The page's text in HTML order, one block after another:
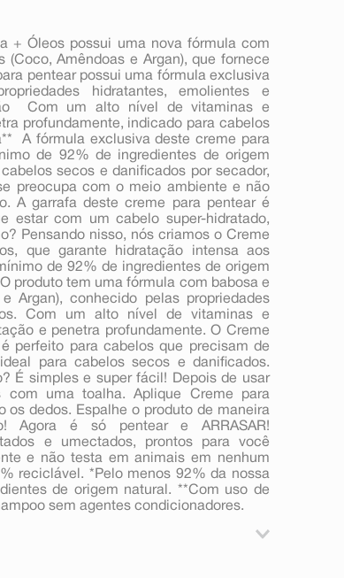
+ Óleos possui uma nova fórmula com
Amêndoas e Argan), que fornece
pentear possui uma fórmula exclusiva
hidratantes, emolientes e
 Com um alto nível de vitaminas e
profundamente, indicado para cabelos
 A fórmula exclusiva deste creme para
de 92% de ingredientes de origem
secos e danificados por secador,
preocupa com o meio ambiente e não
A garrafa deste creme para pentear é
estar com um cabelo super-hidratado,
Pensando nisso, nós criamos o Creme
que garante hidratação intensa aos
de 92% de ingredientes de origem
produto tem uma fórmula com babosa e
Argan), conhecido pelas propriedades
Com um alto nível de vitaminas e
e penetra profundamente. O Creme
perfeito para cabelos que precisam de
para cabelos secos e danificados.
É simples e super fácil! Depois de usar
com uma toalha. Aplique Creme para
os dedos. Espalhe o produto de maneira
Agora é só pentear e ARRASAR!
e umectados, prontos para você
e não testa em animais em nenhum
reciclável. *Pelo menos 92% da nossa
de origem natural. **Com uso de
sem agentes condicionadores.
+ Óleos usando os dedos. Espalhe o